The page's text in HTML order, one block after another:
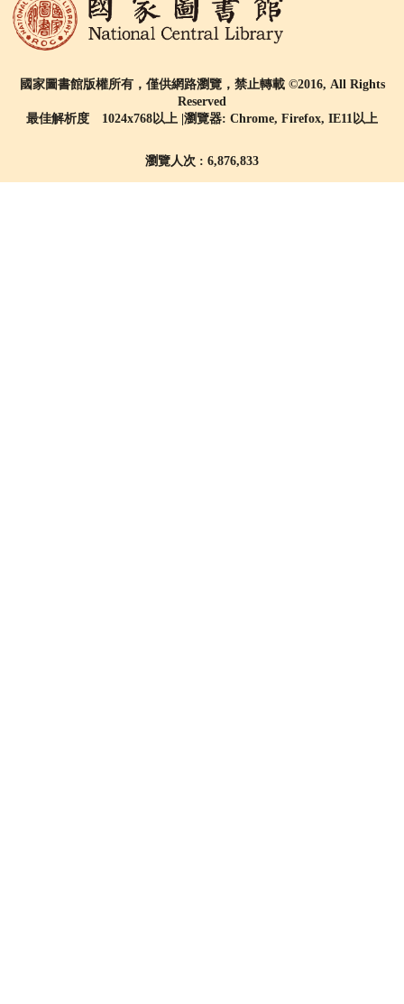
國家圖書館版權所有，僅供網路瀏覽，禁止轉載 ©2016, All Rights
Reserved
最佳解析度 1024x768以上 |瀏覽器: Chrome, Firefox, IE11以上
瀏覽人次 : 6,876,833